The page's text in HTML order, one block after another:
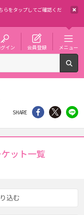
らをタップしてご確認くだ
イン 会員登録 メニュー
SHARE シェア Twitter
ット一覧
込む